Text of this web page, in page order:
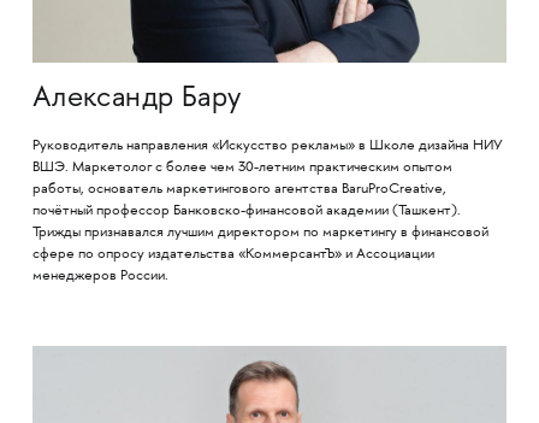
Александр Бару
Руководитель направления «Искусство рекламы» в Школе дизайна НИУ
ВШЭ. Маркетолог с более чем 30-летним практическим опытом
работы, основатель маркетингового агентства BaruProCreative,
почётный профессор Банковско-финансовой академии (Ташкент).
Трижды признавался лучшим директором по маркетингу в финансовой
сфере по опросу издательства «КоммерсантЪ» и Ассоциации
менеджеров России.